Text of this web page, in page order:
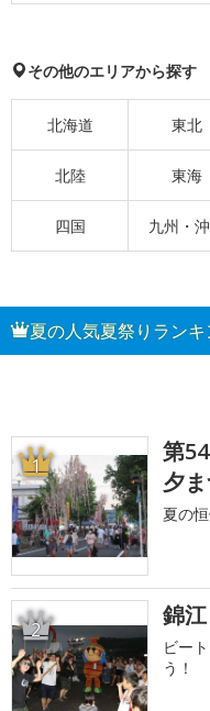
その他のエリアから探す
北海道 東北
北陸 東海
四国 九州・
夏の人気夏祭りランキ
1
第
夕
夏の
2 錦
ビー
う！